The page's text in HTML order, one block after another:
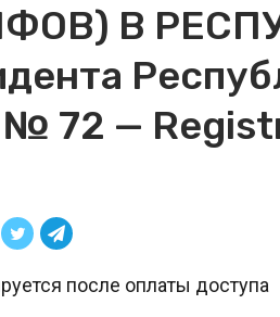
В
№ 72 —
после оплаты доступа